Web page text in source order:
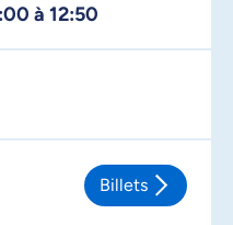
à 12:50
Billets